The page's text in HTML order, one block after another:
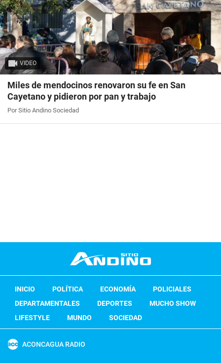
VIDEO
Miles de mendocinos renovaron su fe en San
Cayetano y pidieron por pan y trabajo
Por Sitio Andino Sociedad
INICIO POLÍTICA ECONOMÍA
POLICIALES
DEPARTAMENTALES
DEPORTES
MUCHO SHOW
LIFESTYLE
MUNDO SOCIEDAD
ACONCAGUA RADIO